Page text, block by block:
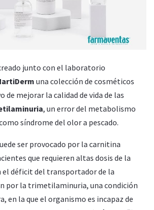
junto con el laboratorio
una colección de cosméticos
de mejorar la calidad de vida de las
, un error del metabolismo
síndrome del olor a pescado.
ser provocado por la carnitina
que requieren altas dosis de la
el déficit del transportador de la
por la trimetilaminuria, una condición
en la que el organismo es incapaz de